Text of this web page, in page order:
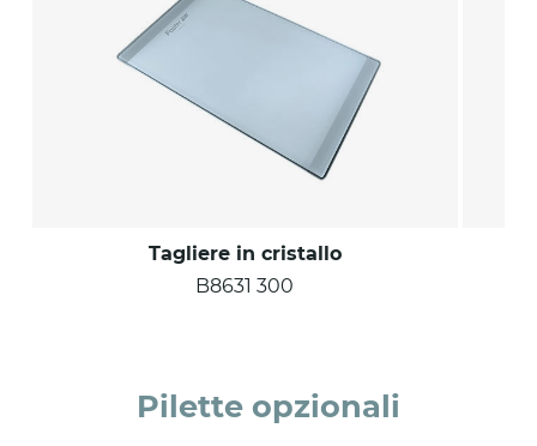
Tagliere in cristallo
B8631 300
Pilette opzionali